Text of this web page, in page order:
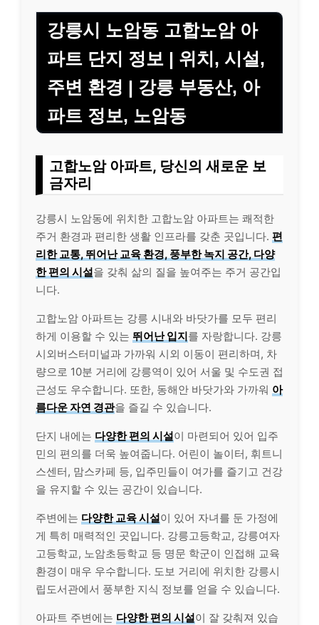
강릉시 노암동 고합노암 아
파트 단지 정보 | 위치, 시설,
주변 환경 | 강릉 부동산, 아
파트 정보, 노암동
고합노암 아파트, 당신의 새로운 보
금자리
강릉시 노암동에 위치한 고합노암 아파트는 쾌적한
주거 환경과 편리한 생활 인프라를 갖춘 곳입니다. 편
리한 교통, 뛰어난 교육 환경, 풍부한 녹지 공간, 다양
한 편의 시설을 갖춰 삶의 질을 높여주는 주거 공간입
니다.
고합노암 아파트는 강릉 시내와 바닷가를 모두 편리
하게 이용할 수 있는 뛰어난 입지를 자랑합니다. 강릉
시외버스터미널과 가까워 시외 이동이 편리하며, 차
량으로 10분 거리에 강릉역이 있어 서울 및 수도권 접
근성도 우수합니다. 또한, 동해안 바닷가와 가까워 아
름다운 자연 경관을 즐길 수 있습니다.
단지 내에는 다양한 편의 시설이 마련되어 있어 입주
민의 편의를 더욱 높여줍니다. 어린이 놀이터, 휘트니
스센터, 맘스카페 등, 입주민들이 여가를 즐기고 건강
을 유지할 수 있는 공간이 있습니다.
주변에는 다양한 교육 시설이 있어 자녀를 둔 가정에
게 특히 매력적인 곳입니다. 강릉고등학교, 강릉여자
고등학교, 노암초등학교 등 명문 학군이 인접해 교육
환경이 매우 우수합니다. 도보 거리에 위치한 강릉시
립도서관에서 풍부한 지식 정보를 얻을 수 있습니다.
아파트 주변에는 다양한 편의 시설이 잘 갖춰져 있습